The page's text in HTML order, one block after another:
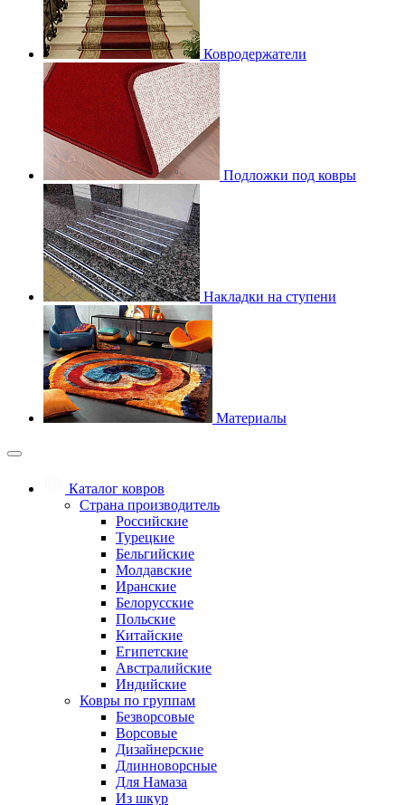
Ковродержатели
Подложки под ковры
Накладки на ступени
Материалы
Каталог ковров
Страна производитель
Российские
Турецкие
Бельгийские
Молдавские
Иранские
Белорусские
Польские
Китайские
Египетские
Австралийские
Индийские
Ковры по группам
Безворсовые
Ворсовые
Дизайнерские
Длинноворсные
Для Намаза
Из шкур